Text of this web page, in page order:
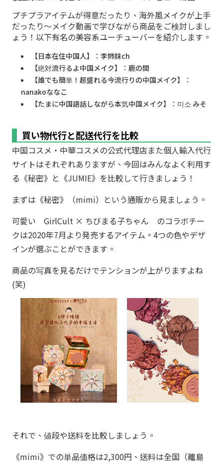
プチプラアイテムが得意だったり、海外風メイクが上手
だったり～メイク動画で学びながら商品をご検討しまし
ょう！以下有名の美容系ユーチューバーを紹介します。
【日本在住中国人】：李姉妹ch
【絶対流行るよ中国メイク】：鹿の間
【誰でも簡単！超盛れる今流行りの中国メイク】：
nanakoななこ
【たまに中国語話しながら本気中国メイク】：미소 みそ
買い物代行と配送代行を比較
中国コスメ・中華コスメの公式代理店また個人輸入代行
サイトはそれぞれありますが、今回はみんなよく利用す
る《秘密》と《JUMIE》を比較して行きましょう！
まずは《秘密》（mimi）という通販から見ましょう。
可愛い GirlCult × ちびまる子ちゃん のコラボチー
クは2020年7月より発売するアイテム。4つの色やデザ
インが選ぶことができます。
商品の写真を見るだけでテンションが上がりますよね
(笑)
それで、値段や送料を比較しましょう。
《mimi》での単品価格は2,300円、送料は全国（離島